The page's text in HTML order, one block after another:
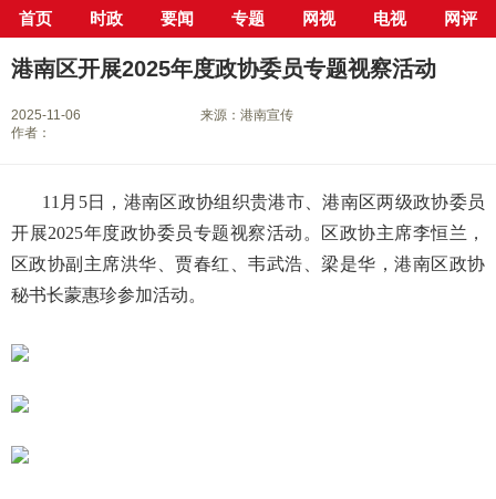
首页 时政 要闻 专题 网视 电视 网评
当前位置： 首页> 新闻中心> 县市区> 港南区> 正文
港南区开展2025年度政协委员专题视察活动
2025-11-06
来源：港南宣传
作者：
11月5日，港南区政协组织贵港市、港南区两级政协委员
开展2025年度政协委员专题视察活动。区政协主席李恒兰，
区政协副主席洪华、贾春红、韦武浩、梁是华，港南区政协
秘书长蒙惠珍参加活动。